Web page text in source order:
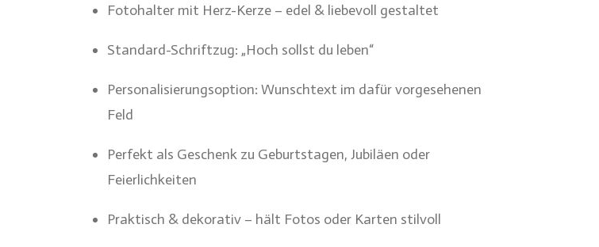
Fotohalter mit Herz-Kerze – edel & liebevoll gestaltet
Standard-Schriftzug: „Hoch sollst du leben“
Personalisierungsoption: Wunschtext im dafür vorgesehenen
Feld
Perfekt als Geschenk zu Geburtstagen, Jubiläen oder
Feierlichkeiten
Praktisch & dekorativ – hält Fotos oder Karten stilvoll